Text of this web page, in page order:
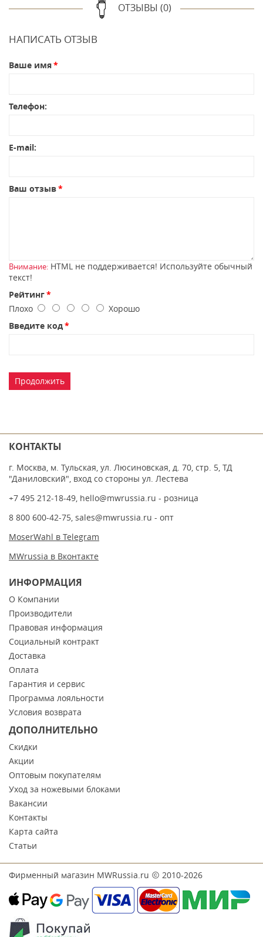
ОТЗЫВЫ (0)
НАПИСАТЬ ОТЗЫВ
Ваше имя
Телефон:
E-mail:
Ваш отзыв
Внимание: HTML не поддерживается! Используйте обычный
текст!
Рейтинг
Плохо
Хорошо
Введите код
Продолжить
КОНТАКТЫ
г. Москва, м. Тульская, ул. Люсиновская, д. 70, стр. 5, ТД
"Даниловский", вход со стороны ул. Лестева
+7 495 212-18-49, hello@mwrussia.ru - розница
8 800 600-42-75, sales@mwrussia.ru - опт
MoserWahl в Telegram
MWrussia в Вконтакте
ИНФОРМАЦИЯ
О Компании
Производители
Правовая информация
Социальный контракт
Доставка
Оплата
Гарантия и сервис
Программа лояльности
Условия возврата
ДОПОЛНИТЕЛЬНО
Скидки
Акции
Оптовым покупателям
Уход за ножевыми блоками
Вакансии
Контакты
Карта сайта
Статьи
Фирменный магазин MWRussia.ru 2010-2026